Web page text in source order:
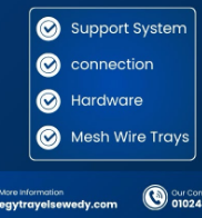
مما حفّز
إلى أعلى عائد ممكن.
بعد تطبيق النظام